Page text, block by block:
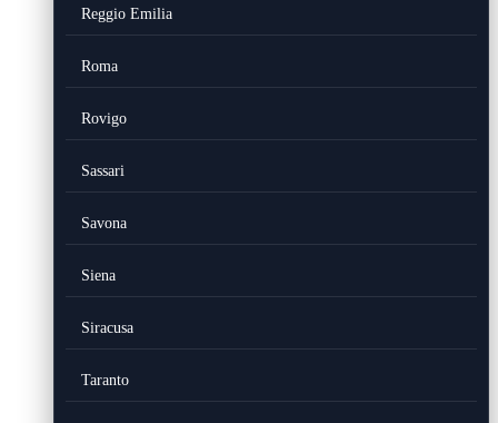
Reggio Emilia
Roma
Rovigo
Sassari
Savona
Siena
Siracusa
Taranto